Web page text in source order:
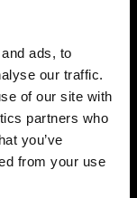
ads, to
our traffic.
of our site with
partners who
you’ve
from your use
f-stops al